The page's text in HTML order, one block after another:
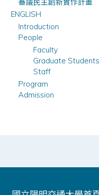
ENGLISH
Introduction
People
Faculty
Graduate Students
Staff
Program
Admission